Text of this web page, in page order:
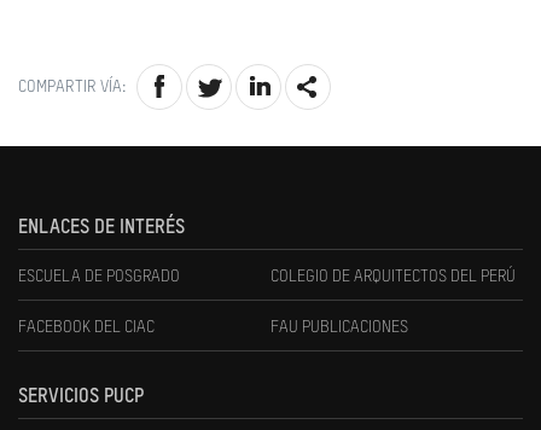
COMPARTIR VÍA:
ENLACES DE INTERÉS
ESCUELA DE POSGRADO COLEGIO DE ARQUITECTOS DEL PERÚ
FACEBOOK DEL CIAC FAU PUBLICACIONES
SERVICIOS PUCP